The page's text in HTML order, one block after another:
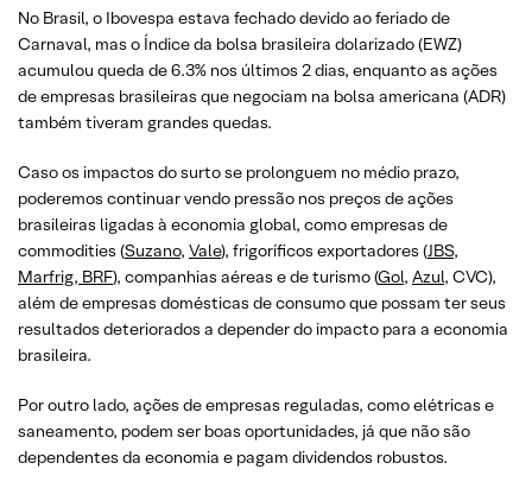
No Brasil, o Ibovespa estava fechado devido ao feriado de
Carnaval, mas o Índice da bolsa brasileira dolarizado (EWZ)
acumulou queda de 6.3% nos últimos 2 dias, enquanto as ações
de empresas brasileiras que negociam na bolsa americana (ADR)
também tiveram grandes quedas.
Caso os impactos do surto se prolonguem no médio prazo,
poderemos continuar vendo pressão nos preços de ações
brasileiras ligadas à economia global, como empresas de
commodities (Suzano, Vale), frigoríficos exportadores (JBS,
Marfrig, BRF), companhias aéreas e de turismo (Gol, Azul, CVC),
além de empresas domésticas de consumo que possam ter seus
resultados deteriorados a depender do impacto para a economia
brasileira.
Por outro lado, ações de empresas reguladas, como elétricas e
saneamento, podem ser boas oportunidades, já que não são
dependentes da economia e pagam dividendos robustos.